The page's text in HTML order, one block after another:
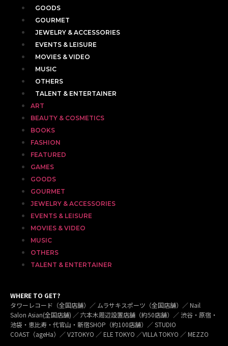
GOODS
GOURMET
JEWELRY & ACCESSORIES
EVENTS & LEISURE
MOVIES & VIDEO
MUSIC
OTHERS
TALENT & ENTERTAINER
ART
BEAUTY & COSMETICS
BOOKS
FASHION
FEATURED
GAMES
GOODS
GOURMET
JEWELRY & ACCESSORIES
EVENTS & LEISURE
MOVIES & VIDEO
MUSIC
OTHERS
TALENT & ENTERTAINER
WHERE TO GET?
タワーレコード（全国店舗）／ ムラサキスポーツ（全国店舗）／ Nail
Salon Asian(全国店舗) ／ 六本木周辺設置店舗（約50店舗）／ 渋谷・原宿・
池袋・恵比寿・代官山・新宿SHOP（約100店舗）／ STUDIO
COAST（ageHa）／ V2TOKYO ／ ELE TOKYO ／VILLA TOKYO ／ MEZZO